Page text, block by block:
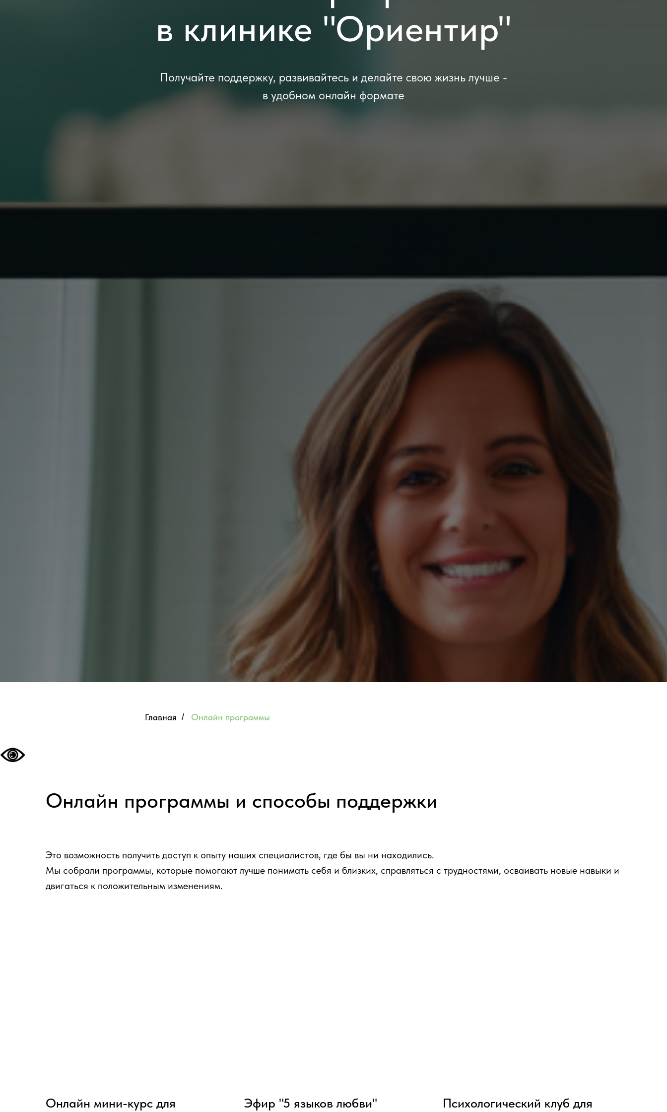
в клинике "Ориентир"
Получайте поддержку, развивайтесь и делайте свою жизнь лучше -
в удобном онлайн формате
Главная / Онлайн программы
Онлайн программы и способы поддержки
Это возможность получить доступ к опыту наших специалистов, где бы вы ни находились.
Мы собрали программы, которые помогают лучше понимать себя и близких, справляться с трудностями, осваивать новые навыки и
двигаться к положительным изменениям.
Онлайн мини-курс для
Эфир "5 языков любви"
Психологический клуб для